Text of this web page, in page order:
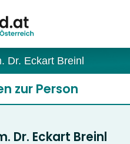
Dr. Eckart Breinl
zur Person
Dr. Eckart Breinl